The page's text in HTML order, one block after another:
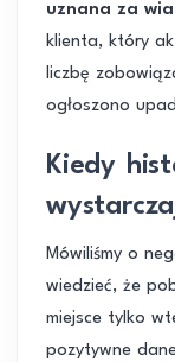
uznana za
klienta, który
liczbę
ogłoszono
Kiedy
Mówiliśmy o
wiedzieć, że
miejsce tylko
pozytywne